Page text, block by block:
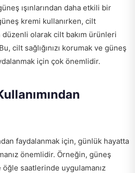
ışınlarından daha etkili bir
kremi kullanırken, cilt
düzenli olarak cilt bakım ürünleri
cilt sağlığınızı korumak ve güneş
için çok önemlidir.
faydalanmak için, günlük hayatta
önemlidir. Örneğin, güneş
saatlerinde uygulamanız